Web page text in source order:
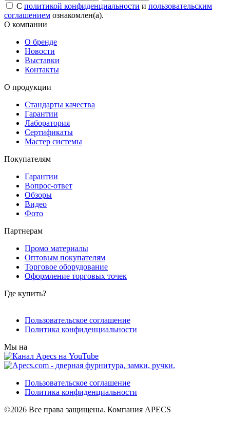
С политикой конфиденциальности и пользовательским
соглашением ознакомлен(а).
О компании
О бренде
Новости
Выставки
Контакты
О продукции
Стандарты качества
Гарантии
Лаборатория
Сертификаты
Мастер системы
Покупателям
Гарантии
Вопрос-ответ
Обзоры
Видео
Фото
Партнерам
Промо материалы
Оптовым покупателям
Торговое оборудование
Оформление торговых точек
Где купить?
Пользовательское соглашение
Политика конфиденциальности
Мы на
Пользовательское соглашение
Политика конфиденциальности
©2026 Все права защищены. Компания APECS